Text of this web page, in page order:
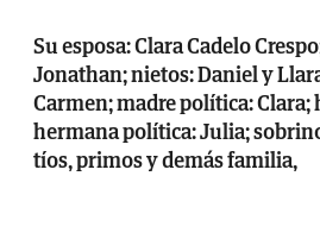
Su esposa: Clara Cadelo
Jonathan; nietos: Daniel y
Carmen; madre política:
hermana política: Julia;
tíos, primos y demás familia,